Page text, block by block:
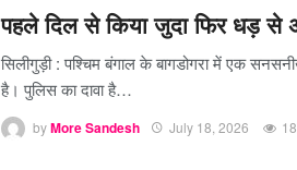
पहले दिल से किया जुदा फिर धड़ से
सिलीगुड़ी : पश्चिम बंगाल के बागडोगरा में एक
है। पुलिस का दावा है…
byMore Sandesh July 18, 2026